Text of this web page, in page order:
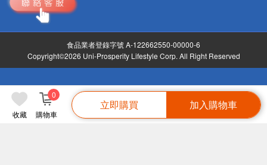
收藏 購物車
0
立即購買 加入購物車
食品業者登錄字號 A-122662550-00000-6
Copyright©2026 Uni-Prosperity Lifestyle Corp. All Right Reserved